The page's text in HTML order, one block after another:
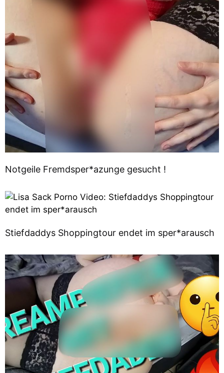
Notgeile Fremdsper*azunge gesucht !
Stiefdaddys Shoppingtour endet im sper*arausch